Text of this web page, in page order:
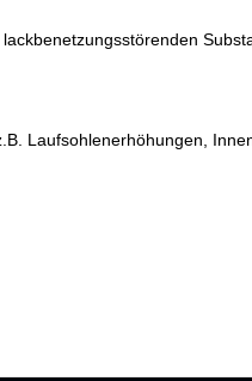
Laufsohlenerhöhungen,